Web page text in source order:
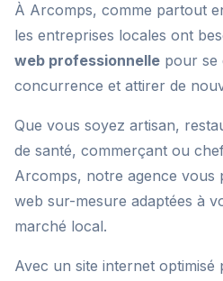
À Arcomps, comme partout
les entreprises locales ont
web professionnelle pour se
concurrence et attirer de
Que vous soyez artisan,
de santé, commerçant ou
Arcomps, notre agence vous
web sur-mesure adaptées à
marché local.
Avec un site internet